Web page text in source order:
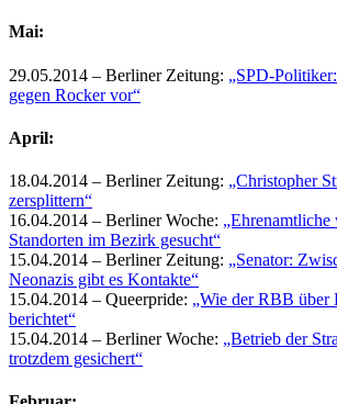
Mai:
29.05.2014 – Berliner Zeitung: „SPD-
gegen Rocker vor“
April:
18.04.2014 – Berliner Zeitung: „Christopher
zersplittern“
16.04.2014 – Berliner Woche: „Ehrenamtliche
Standorten im Bezirk gesucht“
15.04.2014 – Berliner Zeitung: „Senator:
Neonazis gibt es Kontakte“
15.04.2014 – Queerpride: „Wie der RBB
berichtet“
15.04.2014 – Berliner Woche: „Betrieb der
trotzdem gesichert“